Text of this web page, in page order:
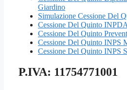
Giardino
Simulazione Cessione Del
Cessione Del Quinto
Cessione Del Quinto
Cessione Del Quinto INPS
Cessione Del Quinto INPS
P.IVA: 11754771001